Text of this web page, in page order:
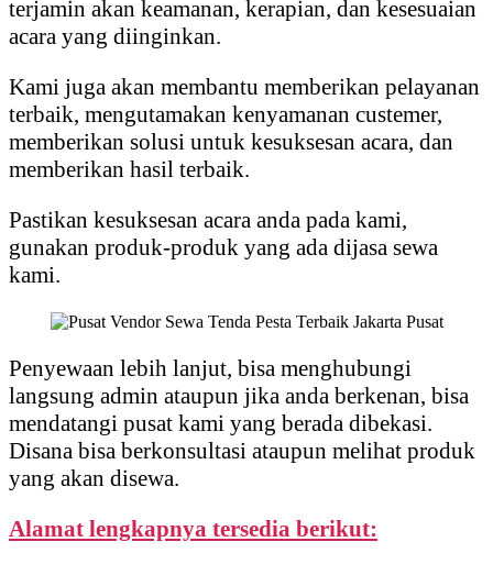
terjamin akan keamanan, kerapian, dan kesesuaian
acara yang diinginkan.
Kami juga akan membantu memberikan pelayanan
terbaik, mengutamakan kenyamanan custemer,
memberikan solusi untuk kesuksesan acara, dan
memberikan hasil terbaik.
Pastikan kesuksesan acara anda pada kami,
gunakan produk-produk yang ada dijasa sewa
kami.
Penyewaan lebih lanjut, bisa menghubungi
langsung admin ataupun jika anda berkenan, bisa
mendatangi pusat kami yang berada dibekasi.
Disana bisa berkonsultasi ataupun melihat produk
yang akan disewa.
Alamat lengkapnya tersedia berikut: